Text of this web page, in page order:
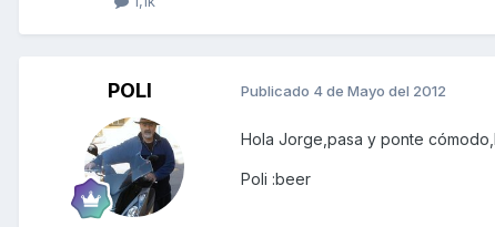
POLI Publicado 4 de Mayo del 2012
Hola Jorge,pasa y ponte
Poli :beer